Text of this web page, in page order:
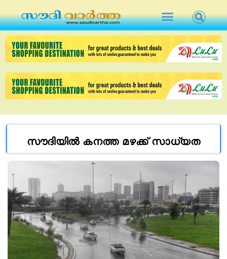
സൗദിയിൽ കനത്ത മഴക്ക് സാധ്യത